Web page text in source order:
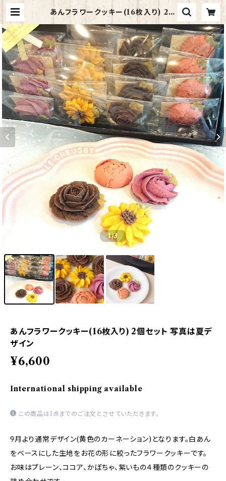
あんフラワークッキー(16枚入り) 2個
セット 写真は夏デザイン | あんフラワ
ーケーキ《華水月》
1/3
あんフラワークッキー(16枚入り) 2個セット 写真は夏デ
ザイン
¥6,600
International shipping available
この商品は1点までのご注文とさせていただきます。
9月より通常デザイン(黄色のカーネーション)となります。白あん
をベースにした生地をお花の形に絞ったフラワークッキーです。
お味はプレーン、ココア、かぼちゃ、紫いもの４種類のクッキーの